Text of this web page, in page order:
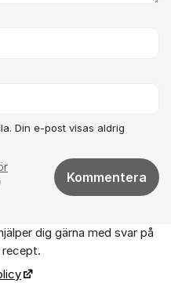
Din e-post visas aldrig
Kommentera
dig gärna med svar på